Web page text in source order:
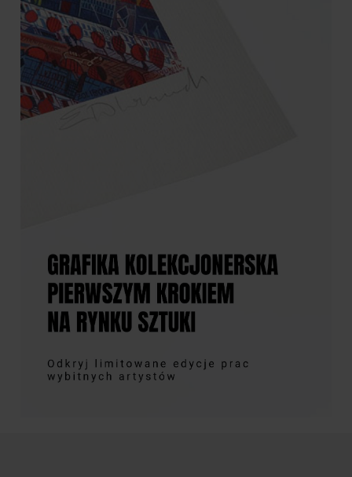
"Pani Ryba"
1 690,00 zł